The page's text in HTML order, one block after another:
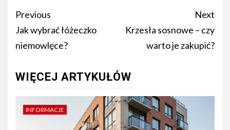
Post
navigation
Previous
Jak wybrać łóżeczko
niemowlęce?
Next
Krzesła sosnowe – czy
warto je zakupić?
WIĘCEJ ARTYKUŁÓW
INFORMACJE